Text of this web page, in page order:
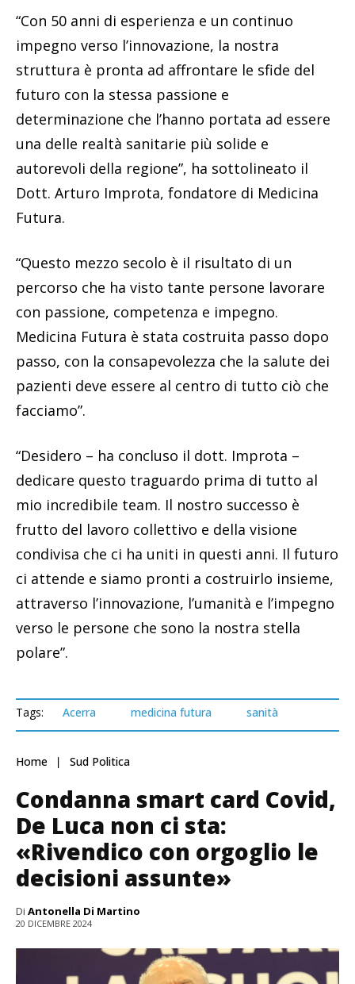
“Con 50 anni di esperienza e un continuo
impegno verso l’innovazione, la nostra
struttura è pronta ad affrontare le sfide del
futuro con la stessa passione e
determinazione che l’hanno portata ad essere
una delle realtà sanitarie più solide e
autorevoli della regione”, ha sottolineato il
Dott. Arturo Improta, fondatore di Medicina
Futura.
“Questo mezzo secolo è il risultato di un
percorso che ha visto tante persone lavorare
con passione, competenza e impegno.
Medicina Futura è stata costruita passo dopo
passo, con la consapevolezza che la salute dei
pazienti deve essere al centro di tutto ciò che
facciamo”.
“Desidero – ha concluso il dott. Improta –
dedicare questo traguardo prima di tutto al
mio incredibile team. Il nostro successo è
frutto del lavoro collettivo e della visione
condivisa che ci ha uniti in questi anni. Il futuro
ci attende e siamo pronti a costruirlo insieme,
attraverso l’innovazione, l’umanità e l’impegno
verso le persone che sono la nostra stella
polare”.
Tags: Acerra medicina futura sanità
Home Sud Politica
Condanna smart card Covid,
De Luca non ci sta:
«Rivendico con orgoglio le
decisioni assunte»
Di Antonella Di Martino
20 DICEMBRE 2024